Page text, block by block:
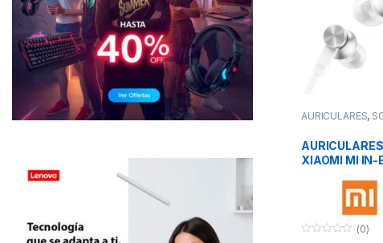
AURICULARES,
AURICULARES
XIAOMI MI IN-
JACK3.5
(0)